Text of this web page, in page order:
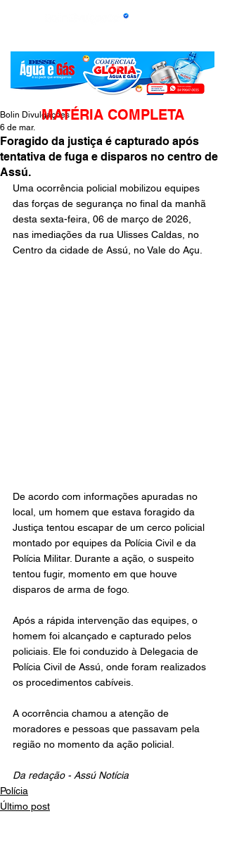
Foragido da justiça é capturado após
tentativa de fuga e disparos no centro de
Assú.
Bolin Divulgações
6 de mar.
Uma ocorrência policial mobilizou equipes
das forças de segurança no final da manhã
desta sexta-feira, 06 de março de 2026,
nas imediações da rua Ulisses Caldas, no
Centro da cidade de Assú, no Vale do Açu.
De acordo com informações apuradas no
local, um homem que estava foragido da
Justiça tentou escapar de um cerco policial
montado por equipes da Polícia Civil e da
Polícia Militar. Durante a ação, o suspeito
tentou fugir, momento em que houve
disparos de arma de fogo.
Após a rápida intervenção das equipes, o
homem foi alcançado e capturado pelos
policiais. Ele foi conduzido à Delegacia de
Polícia Civil de Assú, onde foram realizados
os procedimentos cabíveis.
A ocorrência chamou a atenção de
moradores e pessoas que passavam pela
região no momento da ação policial.
Da redação - Assú Notícia
Polícia
Último post
MATÉRIA COMPLETA